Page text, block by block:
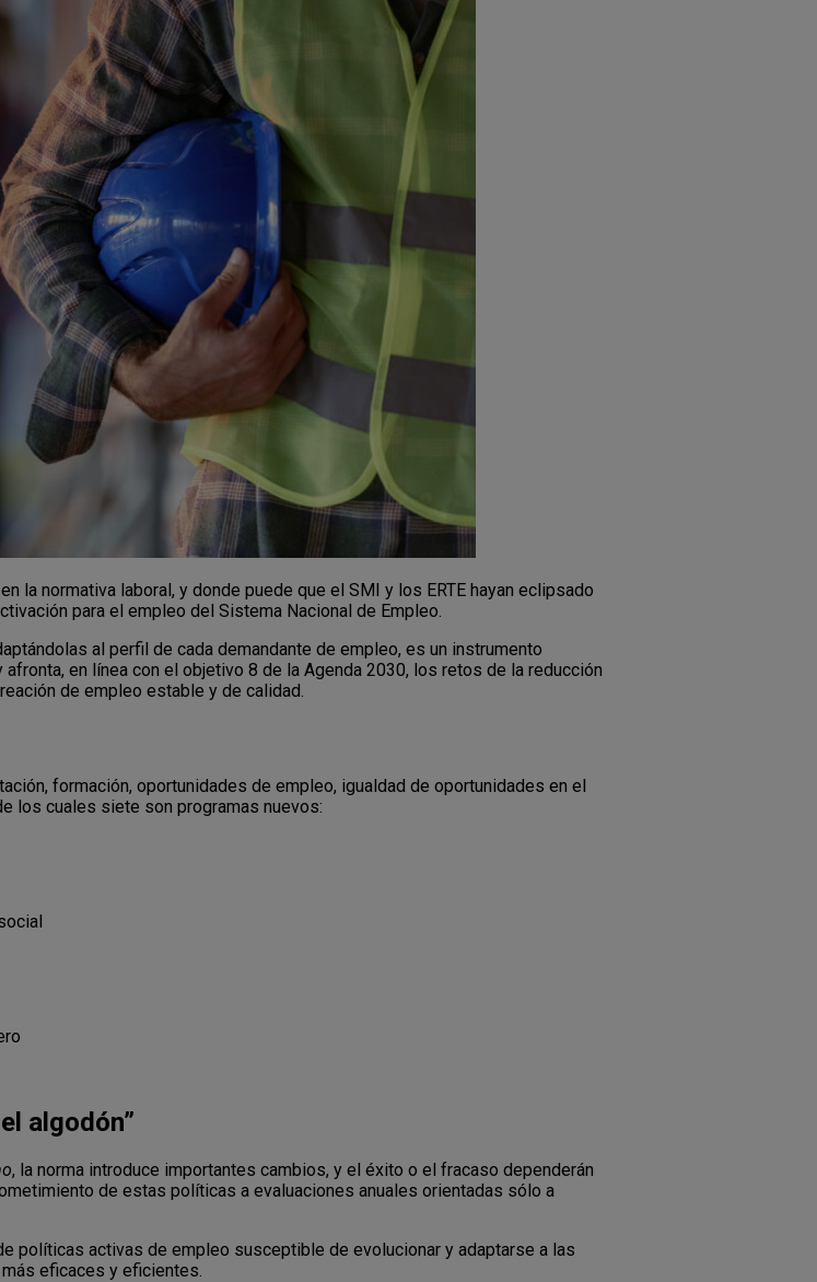
la normativa laboral, y donde puede que el SMI y los ERTE hayan eclipsado
para el empleo del Sistema Nacional de Empleo.
al perfil de cada demandante de empleo, es un instrumento
en línea con el objetivo 8 de la Agenda 2030, los retos de la reducción
de empleo estable y de calidad.
formación, oportunidades de empleo, igualdad de oportunidades en el
los cuales siete son programas nuevos:
algodón”
, la norma introduce importantes cambios, y el éxito o el fracaso dependerán
de estas políticas a evaluaciones anuales orientadas sólo a
políticas activas de empleo susceptible de evolucionar y adaptarse a las
eficaces y eficientes.